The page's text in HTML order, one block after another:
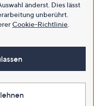
änderst. Dies lässt
unberührt.
Cookie-Richtlinie